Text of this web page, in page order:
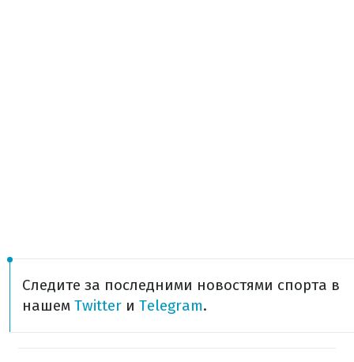
Следите за последними новостями спорта в
нашем Twitter и Telegram.